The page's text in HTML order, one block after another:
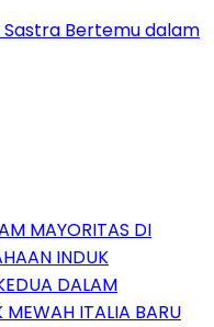
Sastra Bertemu dalam
MAYORITAS DI
INDUK
DALAM
MEWAH ITALIA BARU